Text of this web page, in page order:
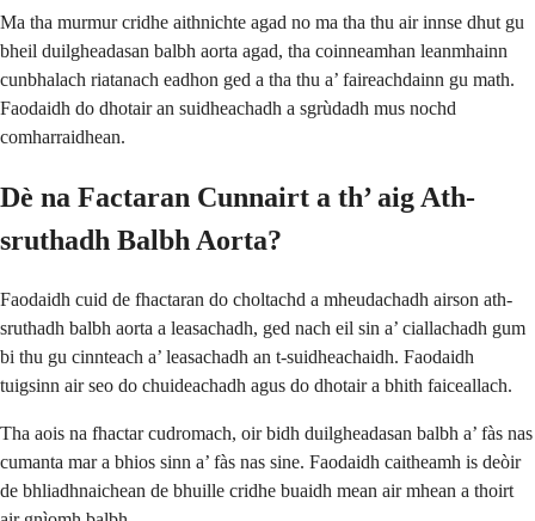
Ma tha murmur cridhe aithnichte agad no ma tha thu air innse dhut gu
bheil duilgheadasan balbh aorta agad, tha coinneamhan leanmhainn
cunbhalach riatanach eadhon ged a tha thu a’ faireachdainn gu math.
Faodaidh do dhotair an suidheachadh a sgrùdadh mus nochd
comharraidhean.
Dè na Factaran Cunnairt a th’ aig Ath-
sruthadh Balbh Aorta?
Faodaidh cuid de fhactaran do choltachd a mheudachadh airson ath-
sruthadh balbh aorta a leasachadh, ged nach eil sin a’ ciallachadh gum
bi thu gu cinnteach a’ leasachadh an t-suidheachaidh. Faodaidh
tuigsinn air seo do chuideachadh agus do dhotair a bhith faiceallach.
Tha aois na fhactar cudromach, oir bidh duilgheadasan balbh a’ fàs nas
cumanta mar a bhios sinn a’ fàs nas sine. Faodaidh caitheamh is deòir
de bhliadhnaichean de bhuille cridhe buaidh mean air mhean a thoirt